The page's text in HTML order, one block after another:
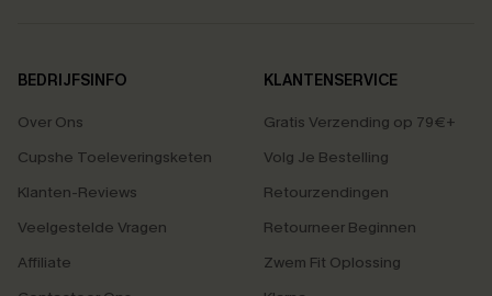
BEDRIJFSINFO
Over Ons
Cupshe Toeleveringsketen
Klanten-Reviews
Veelgestelde Vragen
Affiliate
KLANTENSERVICE
Gratis Verzending op 79€+
Volg Je Bestelling
Retourzendingen
Retourneer Beginnen
Zwem Fit Oplossing